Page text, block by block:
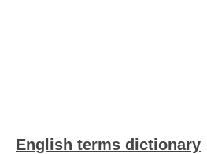
English terms dictionary